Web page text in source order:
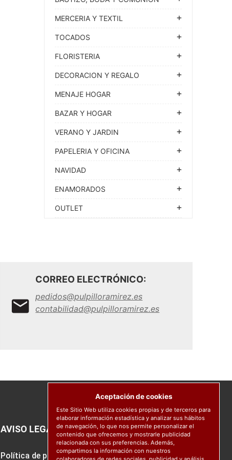
MERCERIA Y TEXTIL
TOCADOS
FLORISTERIA
DECORACION Y REGALO
MENAJE HOGAR
BAZAR Y HOGAR
VERANO Y JARDIN
PAPELERIA Y OFICINA
NAVIDAD
ENAMORADOS
OUTLET
CORREO ELECTRÓNICO:
pedidos@pulpilloramirez.es
contabilidad@pulpilloramirez.es
AVISO LEGAL
Política de protección de datos
Aceptación de cookies
Este Sitio Web utiliza cookies propias y de terceros para
elaborar información estadística y analizar sus hábitos
de navegación, lo que nos permite personalizar el
contenido que ofrecemos y mostrarle publicidad
relacionada con sus preferencias. Además,
compartimos la información con nuestros